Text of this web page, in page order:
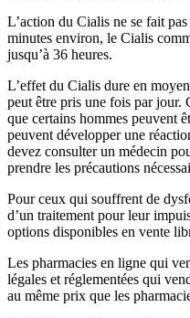
L’action du Cialis ne se fait
minutes environ, le Cialis
jusqu’à 36 heures.
L’effet du Cialis dure en
peut être pris une fois par jour.
que certains hommes peuvent
peuvent développer une
devez consulter un médecin
prendre les précautions
Pour ceux qui souffrent de
d’un traitement pour leur
options disponibles en vente
Les pharmacies en ligne qui
légales et réglementées qui
au même prix que les